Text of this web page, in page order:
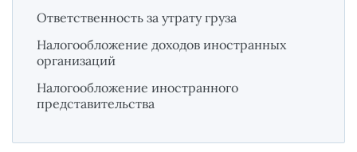
Ответственность за утрату груза
Налогообложение доходов иностранных
организаций
Налогообложение иностранного
представительства